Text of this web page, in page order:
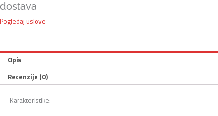
dostava
Pogledaj uslove
Opis
Recenzije (0)
Karakteristike: